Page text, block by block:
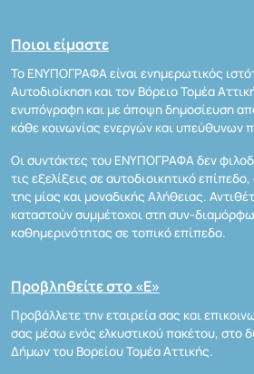
Ποιοι είμαστε
Το ΕΝΥΠΟΓΡΑΦΑ είναι ενημερωτικός
Αυτοδιοίκηση και τον Βόρειο Τομέα
ενυπόγραφη και με άποψη δημοσίευση
κάθε κοινωνίας ενεργών και υπεύθυνων
Οι συντάκτες του ΕΝΥΠΟΓΡΑΦΑ δεν
τις εξελίξεις σε αυτοδιοικητικό
της μίας και μοναδικής Αλήθειας.
καταστούν συμμέτοχοι στη συν-
καθημερινότητας σε τοπικό επίπεδο.
Προβληθείτε στο «Ε»
Προβάλλετε την εταιρεία σας και
σας μέσω ενός ελκυστικού πακέτου, στο
Δήμων του Βορείου Τομέα Αττικής.